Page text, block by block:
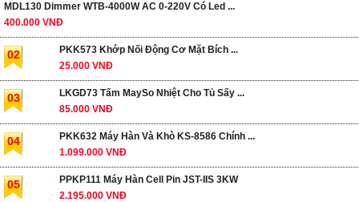
MDL130 Dimmer WTB-4000W AC 0-220V Có Led ...
400.000 VNĐ
02
PKK573 Khớp Nối Động Cơ Mặt Bích ...
25.000 VNĐ
03
LKGD73 Tấm MaySo Nhiệt Cho Tủ Sấy ...
85.000 VNĐ
04
PKK632 Máy Hàn Và Khò KS-8586 Chính ...
1.099.000 VNĐ
05
PPKP111 Máy Hàn Cell Pin JST-IIS 3KW
2.195.000 VNĐ